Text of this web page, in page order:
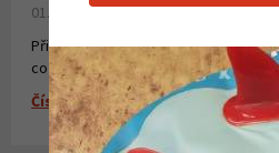
01. 08. 2026
Připravili jsme pro Vás krátké
co všechno potřebujete k
Číst více